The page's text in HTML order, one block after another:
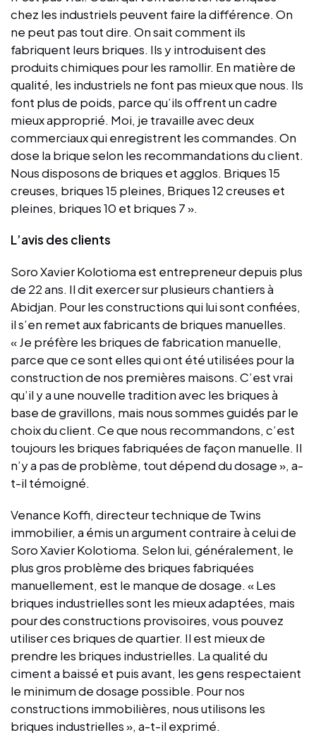
chez les industriels peuvent faire la différence. On
ne peut pas tout dire. On sait comment ils
fabriquent leurs briques. Ils y introduisent des
produits chimiques pour les ramollir. En matière de
qualité, les industriels ne font pas mieux que nous. Ils
font plus de poids, parce qu’ils offrent un cadre
mieux approprié. Moi, je travaille avec deux
commerciaux qui enregistrent les commandes. On
dose la brique selon les recommandations du client.
Nous disposons de briques et agglos. Briques 15
creuses, briques 15 pleines, Briques 12 creuses et
pleines, briques 10 et briques 7 ».
L’avis des clients
Soro Xavier Kolotioma est entrepreneur depuis plus
de 22 ans. Il dit exercer sur plusieurs chantiers à
Abidjan. Pour les constructions qui lui sont confiées,
il s’en remet aux fabricants de briques manuelles.
« Je préfère les briques de fabrication manuelle,
parce que ce sont elles qui ont été utilisées pour la
construction de nos premières maisons. C’est vrai
qu’il y a une nouvelle tradition avec les briques à
base de gravillons, mais nous sommes guidés par le
choix du client. Ce que nous recommandons, c’est
toujours les briques fabriquées de façon manuelle. Il
n’y a pas de problème, tout dépend du dosage », a-
t-il témoigné.
Venance Koffi, directeur technique de Twins
immobilier, a émis un argument contraire à celui de
Soro Xavier Kolotioma. Selon lui, généralement, le
plus gros problème des briques fabriquées
manuellement, est le manque de dosage. « Les
briques industrielles sont les mieux adaptées, mais
pour des constructions provisoires, vous pouvez
utiliser ces briques de quartier. Il est mieux de
prendre les briques industrielles. La qualité du
ciment a baissé et puis avant, les gens respectaient
le minimum de dosage possible. Pour nos
constructions immobilières, nous utilisons les
briques industrielles », a-t-il exprimé.